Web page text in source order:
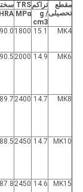
مقطع
تحصیلی
تراکمTRS
g /
cm3
MPα
HRA
MK4
15.1
1800
90.0
MK6
14.9
2000
90.5
MK8
14.7
2400
89.7
MK10
14.7
2450
88.5
MK15
14.6
2450
87.8